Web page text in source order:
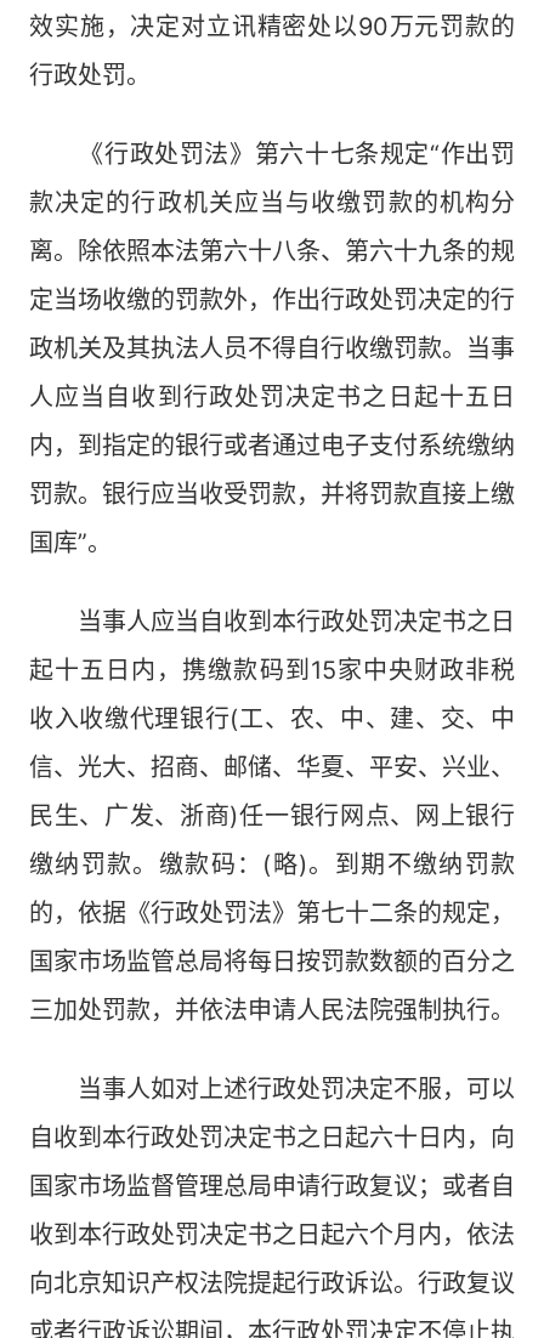
效实施，决定对立讯精密处以90万元罚款的
行政处罚。
《行政处罚法》第六十七条规定“作出罚
款决定的行政机关应当与收缴罚款的机构分
离。除依照本法第六十八条、第六十九条的规
定当场收缴的罚款外，作出行政处罚决定的行
政机关及其执法人员不得自行收缴罚款。当事
人应当自收到行政处罚决定书之日起十五日
内，到指定的银行或者通过电子支付系统缴纳
罚款。银行应当收受罚款，并将罚款直接上缴
国库”。
当事人应当自收到本行政处罚决定书之日
起十五日内，携缴款码到15家中央财政非税
收入收缴代理银行(工、农、中、建、交、中
信、光大、招商、邮储、华夏、平安、兴业、
民生、广发、浙商)任一银行网点、网上银行
缴纳罚款。缴款码：(略)。到期不缴纳罚款
的，依据《行政处罚法》第七十二条的规定，
国家市场监管总局将每日按罚款数额的百分之
三加处罚款，并依法申请人民法院强制执行。
当事人如对上述行政处罚决定不服，可以
自收到本行政处罚决定书之日起六十日内，向
国家市场监督管理总局申请行政复议；或者自
收到本行政处罚决定书之日起六个月内，依法
向北京知识产权法院提起行政诉讼。行政复议
或者行政诉讼期间，本行政处罚决定不停止执